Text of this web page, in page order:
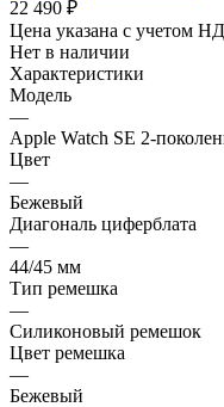
22 490 ₽
Цена указана с учетом
Нет в наличии
Характеристики
Модель
—
Apple Watch SE 2-
Цвет
—
Бежевый
Диагональ циферблата
—
44/45 мм
Тип ремешка
—
Силиконовый ремешок
Цвет ремешка
—
Бежевый